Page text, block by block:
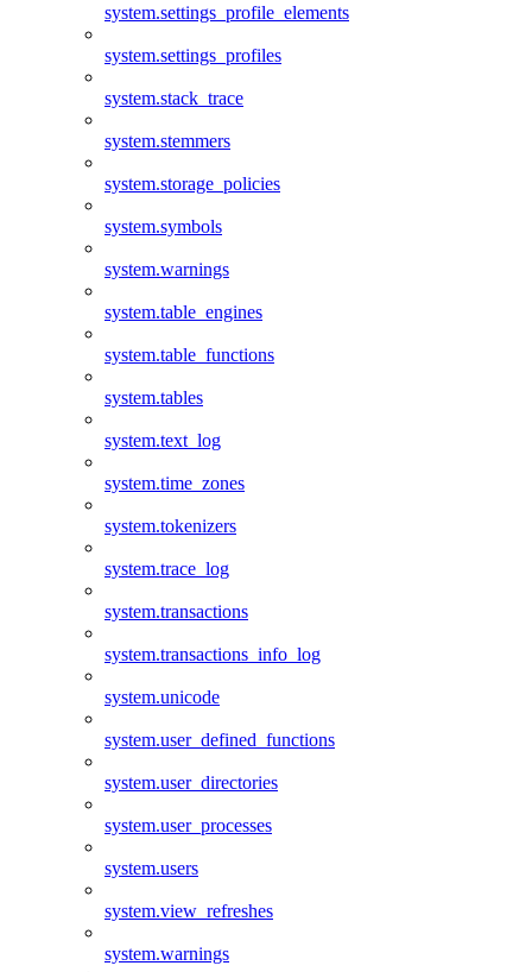
system.settings_profile_elements
system.settings_profiles
system.stack_trace
system.stemmers
system.storage_policies
system.symbols
system.warnings
system.table_engines
system.table_functions
system.tables
system.text_log
system.time_zones
system.tokenizers
system.trace_log
system.transactions
system.transactions_info_log
system.unicode
system.user_defined_functions
system.user_directories
system.user_processes
system.users
system.view_refreshes
system.warnings